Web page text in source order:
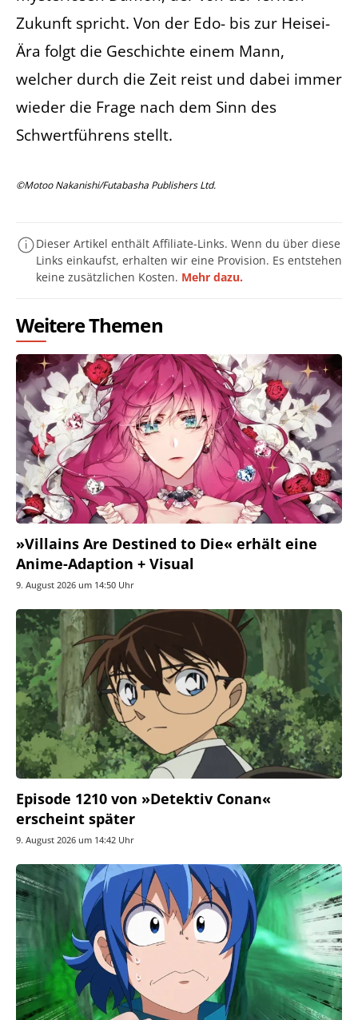
Zukunft spricht. Von der Edo- bis zur Heisei-
Ära folgt die Geschichte einem Mann,
welcher durch die Zeit reist und dabei immer
wieder die Frage nach dem Sinn des
Schwertführens stellt.
©Motoo Nakanishi/Futabasha Publishers Ltd.
Dieser Artikel enthält Affiliate-Links. Wenn du über diese
Links einkaufst, erhalten wir eine Provision. Es entstehen
keine zusätzlichen Kosten. Mehr dazu.
Weitere Themen
»Villains Are Destined to Die« erhält eine
Anime-Adaption + Visual
9. August 2026 um 14:50 Uhr
Episode 1210 von »Detektiv Conan«
erscheint später
9. August 2026 um 14:42 Uhr